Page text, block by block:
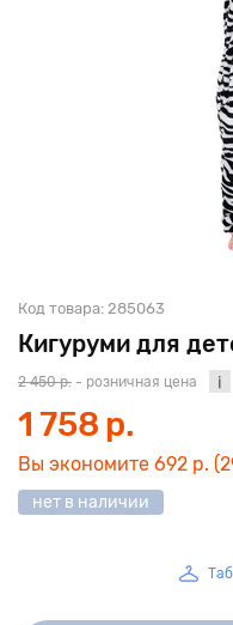
Кигуруми для
Код товара: 285063
2 450 р. - розничная цена
1 758 р.
Вы экономите 692 р.
нет в наличии